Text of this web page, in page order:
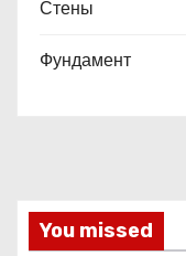
Стены
Фундамент
You missed